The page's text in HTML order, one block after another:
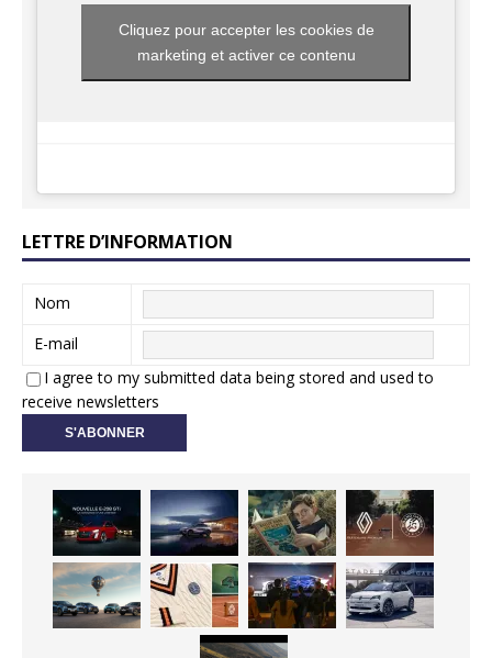
Cliquez pour accepter les cookies de
marketing et activer ce contenu
LETTRE D’INFORMATION
Nom
E-mail
I agree to my submitted data being stored and used to
receive newsletters